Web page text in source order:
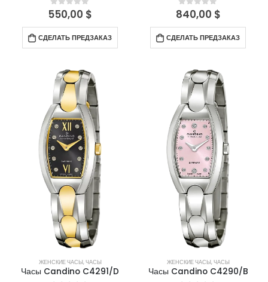
0out of 5
550,00 $
СДЕЛАТЬ ПРЕДЗАКАЗ
0 out of 5
840,00 $
СДЕЛАТЬ ПРЕДЗАКАЗ
ЖЕНСКИЕ ЧАСЫ,ЧАСЫ
Часы Candino C4291/D
ЖЕНСКИЕ ЧАСЫ,ЧАСЫ
Часы Candino C4290/B